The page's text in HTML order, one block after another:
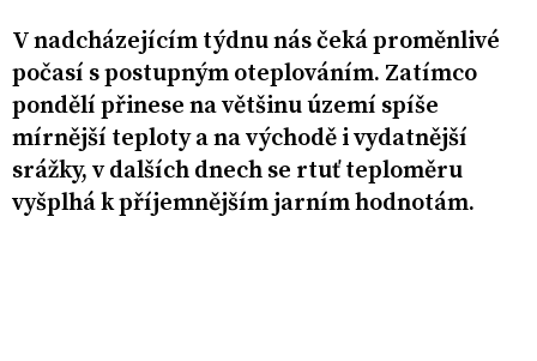
V nadcházejícím týdnu nás čeká proměnlivé
počasí s postupným oteplováním. Zatímco
pondělí přinese na většinu území spíše
mírnější teploty a na východě i vydatnější
srážky, v dalších dnech se rtuť teploměru
vyšplhá k příjemnějším jarním hodnotám.